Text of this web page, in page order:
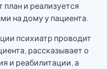
и реализуется
на дому у пациента.
психиатр проводит
рассказывает о
и реабилитации, а